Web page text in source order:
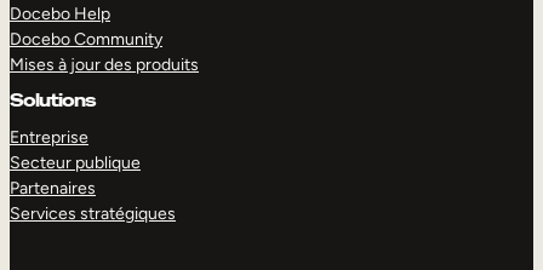
Docebo Help
Docebo Community
Mises à jour des produits
Solutions
Entreprise
Secteur publique
Partenaires
Services stratégiques